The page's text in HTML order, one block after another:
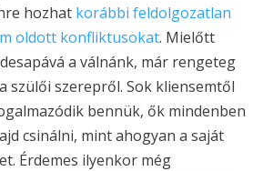
hozhat korábbi feldolgozatlan
oldott konfliktusokat. Mielőtt
a válnánk, már rengeteg
szülői szerepről. Sok kliensemtől
bennük, ők mindenben
csinálni, mint ahogyan a saját
Érdemes ilyenkor még